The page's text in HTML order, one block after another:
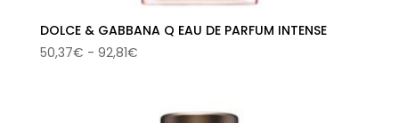
DOLCE & GABBANA Q EAU DE PARFUM INTENSE
50,37€ - 92,81€Rango
desde